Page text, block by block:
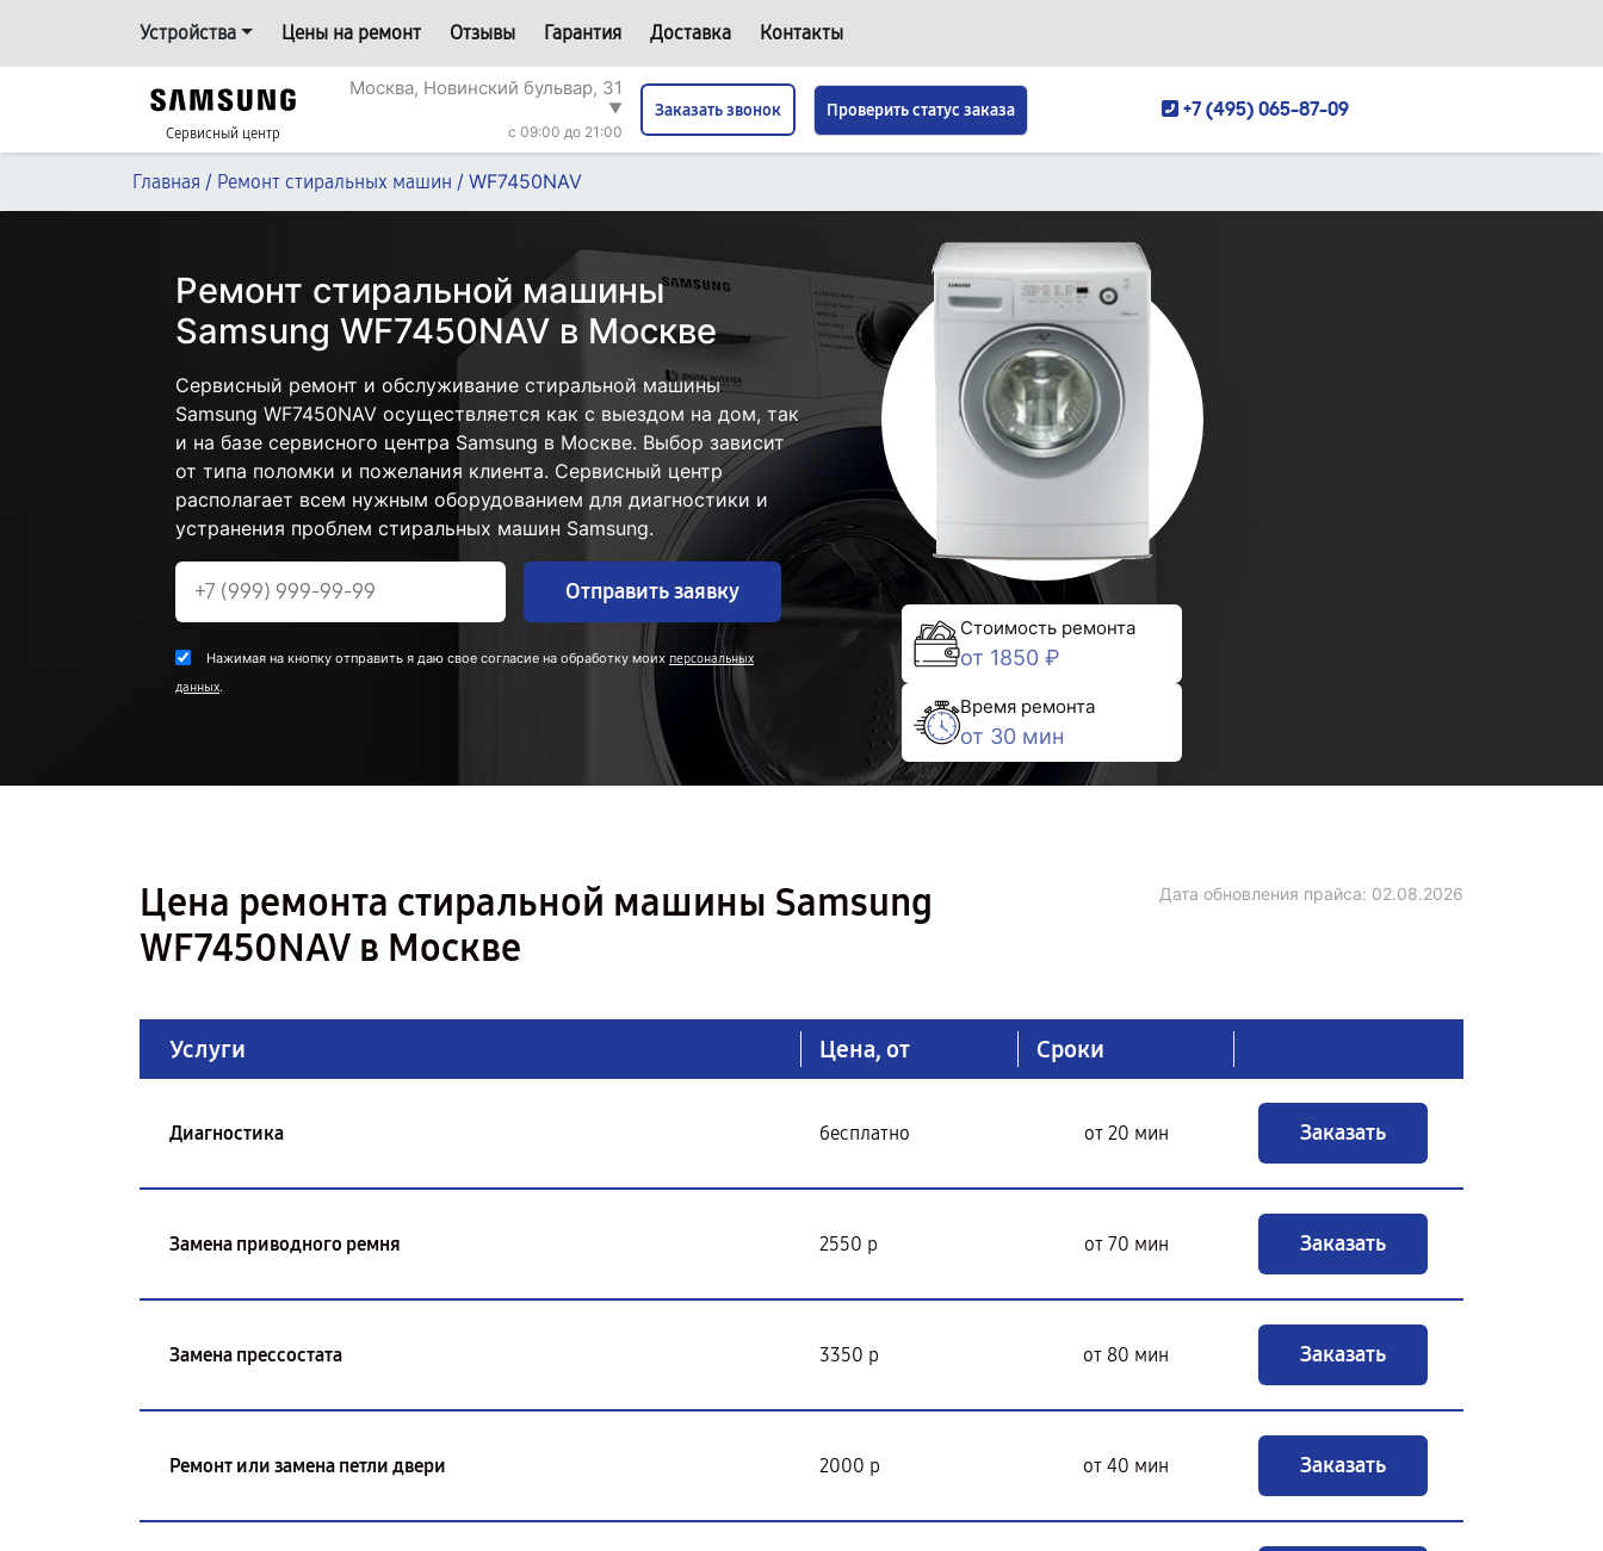
Устройства Цены на ремонт Отзывы Гарантия Доставка Контакты
Сервисный центр
Москва, Новинский бульвар, 31
▼
c 09:00 до 21:00
Заказать звонок Проверить статус заказа +7 (495) 065-87-09
Главная / Ремонт стиральных машин / WF7450NAV
Ремонт стиральной машины
Samsung WF7450NAV в Москве
Сервисный ремонт и обслуживание стиральной машины
Samsung WF7450NAV осуществляется как с выездом на дом, так
и на базе сервисного центра Samsung в Москве. Выбор зависит
от типа поломки и пожелания клиента. Сервисный центр
располагает всем нужным оборудованием для диагностики и
устранения проблем стиральных машин Samsung.
Отправить заявку
Нажимая на кнопку отправить я даю свое согласие на обработку моих персональных
данных.
Стоимость ремонта
от 1850 ₽
Время ремонта
от 30 мин
Цена ремонта стиральной машины Samsung
WF7450NAV в Москве
Дата обновления прайса: 02.08.2026
Услуги Цена, от Сроки
Диагностика бесплатно от 20 мин Заказать
Замена приводного ремня 2550 р от 70 мин Заказать
Замена прессостата 3350 р от 80 мин Заказать
Ремонт или замена петли двери 2000 р от 40 мин Заказать